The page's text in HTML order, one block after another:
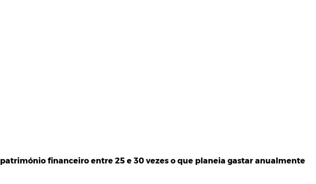
património financeiro entre 25 e 30 vezes o que planeia gastar anualmente